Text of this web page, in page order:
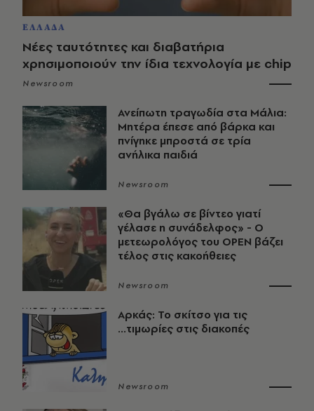
ΕΛΛΑΔΑ
Νέες ταυτότητες και διαβατήρια
χρησιμοποιούν την ίδια τεχνολογία με chip
Newsroom
Ανείπωτη τραγωδία στα Μάλια:
Μητέρα έπεσε από βάρκα και
πνίγηκε μπροστά σε τρία
ανήλικα παιδιά
Newsroom
«Θα βγάλω σε βίντεο γιατί
γέλασε η συνάδελφος» - Ο
μετεωρολόγος του OPEN βάζει
τέλος στις κακοήθειες
Newsroom
Αρκάς: Το σκίτσο για τις
...τιμωρίες στις διακοπές
Newsroom